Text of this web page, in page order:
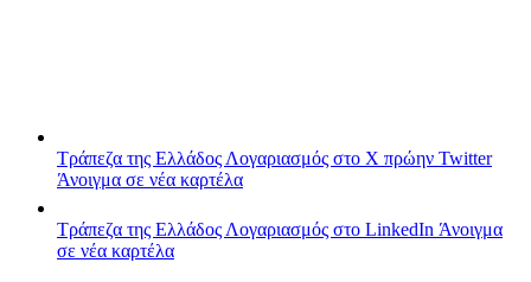
Τράπεζα της Ελλάδος Λογαριασμός στο X πρώην Twitter
Άνοιγμα σε νέα καρτέλα
Τράπεζα της Ελλάδος Λογαριασμός στο LinkedIn Άνοιγμα
σε νέα καρτέλα